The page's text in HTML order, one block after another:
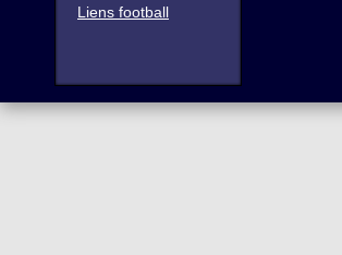
Liens football